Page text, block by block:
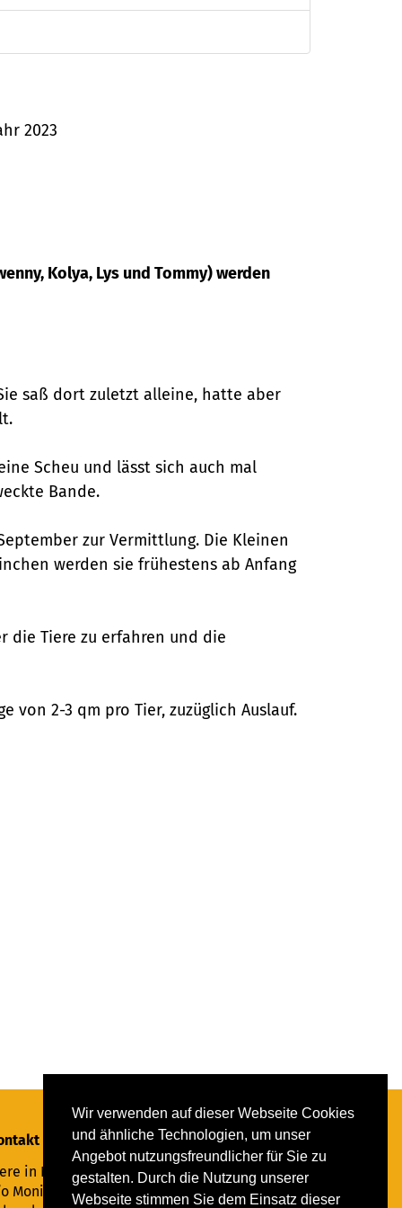
Wir verwenden auf dieser Webseite Cookies
und ähnliche Technologien, um unser
Angebot nutzungsfreundlicher für Sie zu
gestalten. Durch die Nutzung unserer
Webseite stimmen Sie dem Einsatz dieser
2023
Kolya, Lys und Tommy) werden
saß dort zuletzt alleine, hatte aber
Scheu und lässt sich auch mal
Bande.
zur Vermittlung. Die Kleinen
werden sie frühestens ab Anfang
die Tiere zu erfahren und die
2-3 qm pro Tier, zuzüglich Auslauf.
in Not Saar e.V.
Monika Ewen